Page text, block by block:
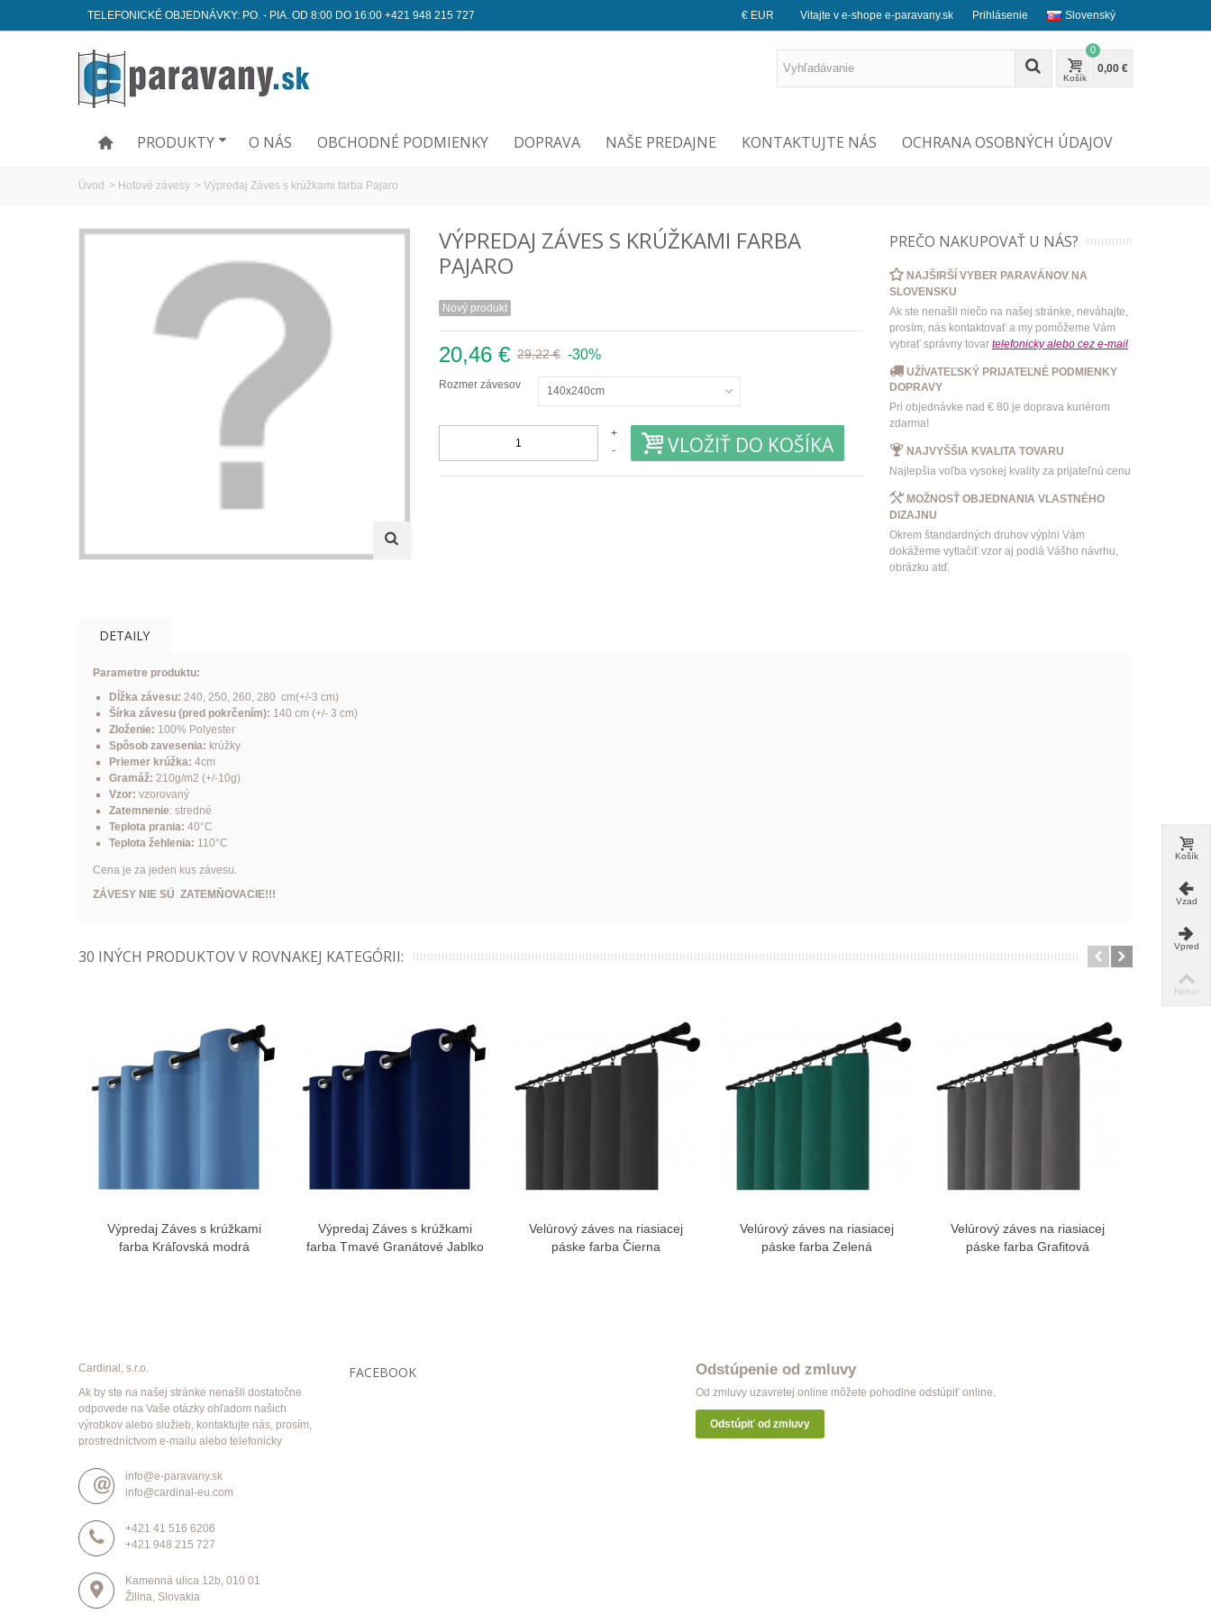
TELEFONICKÉ OBJEDNÁVKY: PO. - PIA. OD 8:00 DO 16:00 +421 948 215 727 Slovenský
Vitajte v e-shope e-paravany.sk Prihlásenie
€ EUR
Košík
0
0,00 €
PRODUKTY O NÁS OBCHODNÉ PODMIENKY DOPRAVA NAŠE PREDAJNE KONTAKTUJTE NÁS OCHRANA OSOBNÝCH ÚDAJOV
Úvod > Hotové závesy > Výpredaj Záves s krúžkami farba Pajaro
VÝPREDAJ ZÁVES S KRÚŽKAMI FARBA
PAJARO
Nový produkt
20,46 € 29,22 € -30%
Rozmer závesov 140x240cm
-
+ VLOŽIŤ DO KOŠÍKA
PREČO NAKUPOVAŤ U NÁS?
NAJŠIRŠÍ VYBER PARAVÁNOV NA
SLOVENSKU
Ak ste nenašli niečo na našej stránke, neváhajte,
prosím, nás kontaktovať a my pomôžeme Vám
vybrať správny tovar telefonicky alebo cez e-mail
UŽÍVATEĽSKÝ PRIJATEĽNÉ PODMIENKY
DOPRAVY
Pri objednávke nad € 80 je doprava kuriérom
zdarma!
NAJVYŠŠIA KVALITA TOVARU
Najlepšia voľba vysokej kvality za prijateľnú cenu
MOŽNOSŤ OBJEDNANIA VLASTNÉHO
DIZAJNU
Okrem štandardných druhov výplni Vám
dokážeme vytlačiť vzor aj podlá Vášho návrhu,
obrázku atď.
DETAILY
Parametre produktu:
Dĺžka závesu: 240, 250, 260, 280 cm(+/-3 cm)
Šírka závesu (pred pokrčením): 140 cm (+/- 3 cm)
Zloženie: 100% Polyester
Spôsob zavesenia: krúžky
Priemer krúžka: 4cm
Gramáž: 210g/m2 (+/-10g)
Vzor: vzorovaný
Zatemnenie: stredné
Teplota prania: 40°C
Teplota žehlenia: 110°C
Cena je za jeden kus závesu.
ZÁVESY NIE SÚ ZATEMŇOVACIE!!!
30 INÝCH PRODUKTOV V ROVNAKEJ KATEGÓRII:
Zobraziť viac
Výpredaj Záves s krúžkami
farba Kráľovská modrá
Zobraziť viac
Výpredaj Záves s krúžkami
farba Tmavé Granátové Jablko
Zobraziť viac
Velúrový záves na riasiacej
páske farba Čierna
Zobraziť viac
Velúrový záves na riasiacej
páske farba Zelená
Zobraziť viac
Velúrový záves na riasiacej
páske farba Grafitová
Cardinal, s.r.o.
Ak by ste na našej stránke nenašli dostatočne
odpovede na Vaše otázky ohľadom našich
výrobkov alebo služieb, kontaktujte nás, prosím,
prostredníctvom e-mailu alebo telefonicky
info@e-paravany.sk
info@cardinal-eu.com
+421 41 516 6206
+421 948 215 727
Kamenná ulica 12b, 010 01
Žilina, Slovakia
FACEBOOK Odstúpenie od zmluvy
Od zmluvy uzavretej online môžete pohodlne odstúpiť online.
Odstúpiť od zmluvy
Košík
Vzad
Vpred
Nahor